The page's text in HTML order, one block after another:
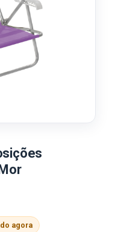
agora